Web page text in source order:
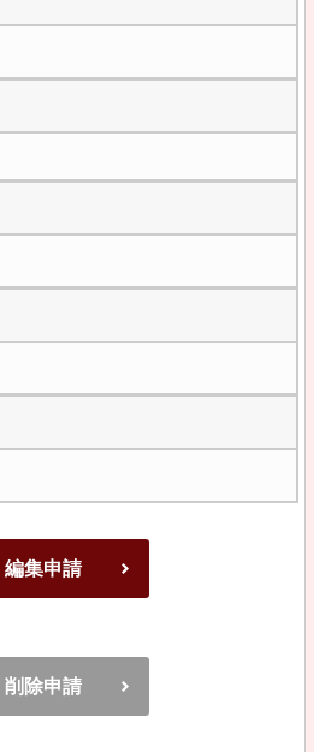
編集申請
削除申請